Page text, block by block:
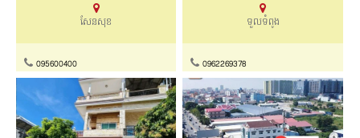
សែនសុខ
095600400
ទួលទំពូង
0962269378